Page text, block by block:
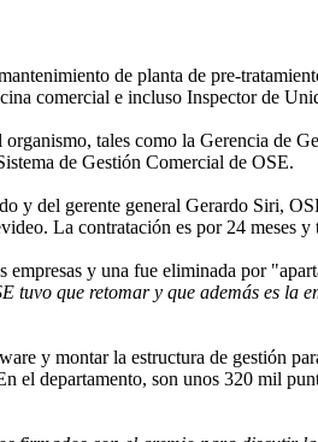
de planta de pre-
comercial e incluso Inspector de
tales como la Gerencia de
de Gestión Comercial de OSE.
y del gerente general Gerardo Siri,
La contratación es por 24 meses
y una fue eliminada por
que retomar y que además es la
y montar la estructura de gestión
el departamento, son unos 320 mil